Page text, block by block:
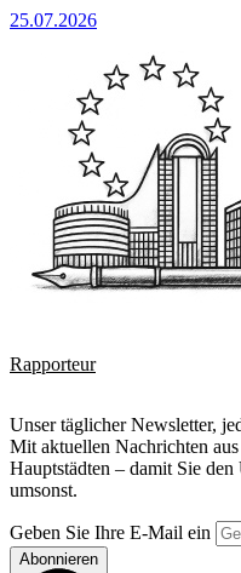
25.07.2026
Rapporteur
Unser täglicher Newsletter,
Mit aktuellen Nachrichten
Hauptstädten – damit Sie
umsonst.
Geben Sie Ihre E-Mail ein
Abonnieren